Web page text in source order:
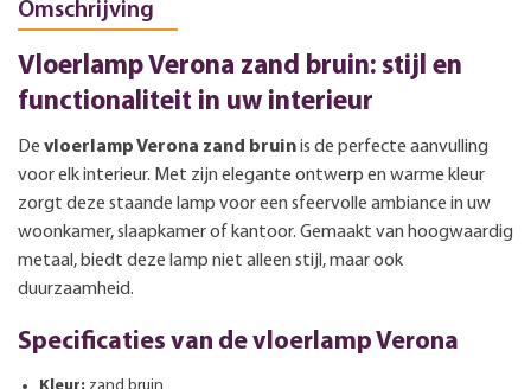
Omschrijving
Vloerlamp Verona zand bruin: stijl en
functionaliteit in uw interieur
De vloerlamp Verona zand bruinis de perfecte aanvulling
voor elk interieur. Met zijn elegante ontwerp en warme kleur
zorgt deze staande lamp voor een sfeervolle ambiance in uw
woonkamer, slaapkamer of kantoor. Gemaakt van hoogwaardig
metaal, biedt deze lamp niet alleen stijl, maar ook
duurzaamheid.
Specificaties van de vloerlamp Verona